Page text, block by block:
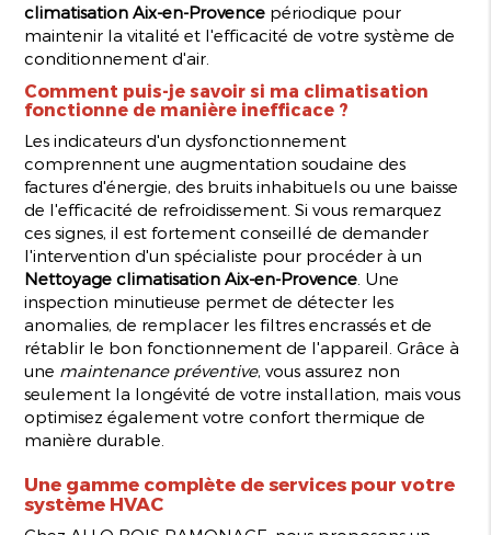
climatisation Aix-en-Provence périodique pour
maintenir la vitalité et l'efficacité de votre système de
conditionnement d'air.
Comment puis-je savoir si ma climatisation
fonctionne de manière inefficace ?
Les indicateurs d'un dysfonctionnement
comprennent une augmentation soudaine des
factures d'énergie, des bruits inhabituels ou une baisse
de l'efficacité de refroidissement. Si vous remarquez
ces signes, il est fortement conseillé de demander
l'intervention d'un spécialiste pour procéder à un
Nettoyage climatisation Aix-en-Provence . Une
inspection minutieuse permet de détecter les
anomalies, de remplacer les filtres encrassés et de
rétablir le bon fonctionnement de l'appareil. Grâce à
une maintenance préventive, vous assurez non
seulement la longévité de votre installation, mais vous
optimisez également votre confort thermique de
manière durable.
Une gamme complète de services pour votre
système HVAC